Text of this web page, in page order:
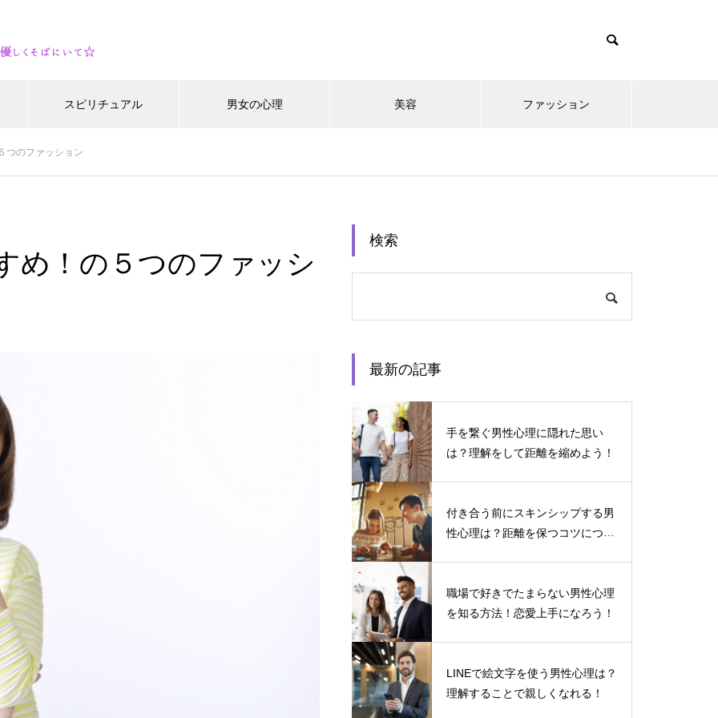
スピリチュアル 男女の心理 美容 ファッション
つのファッション
め！の５つのファッシ
検索
最新の記事
手を繋ぐ男性心理に隠れた思い
は？理解をして距離を縮めよう！
付き合う前にスキンシップする男
性心理は？距離を保つコツについ
職場で好きでたまらない男性心理
を知る方法！恋愛上手になろう！
LINEで絵文字を使う男性心理は？
理解することで親しくなれる！